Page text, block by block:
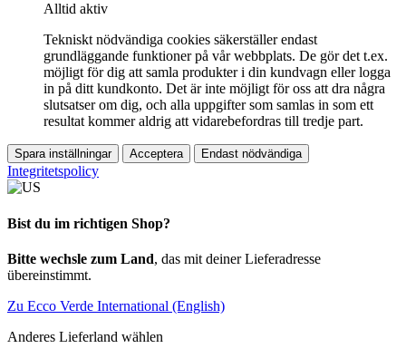
Alltid aktiv
Tekniskt nödvändiga cookies säkerställer endast
grundläggande funktioner på vår webbplats. De gör det t.ex.
möjligt för dig att samla produkter i din kundvagn eller logga
in på ditt kundkonto. Det är inte möjligt för oss att dra några
slutsatser om dig, och alla uppgifter som samlas in som ett
resultat kommer aldrig att vidarebefordras till tredje part.
Spara inställningar Acceptera Endast nödvändiga
Integritetspolicy
Bist du im richtigen Shop?
Bitte wechsle zum Land, das mit deiner Lieferadresse
übereinstimmt.
Zu Ecco Verde International (English)
Anderes Lieferland wählen